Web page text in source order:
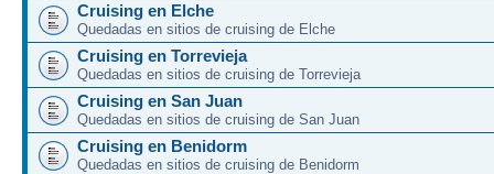
Cruising en Elche
Quedadas en sitios de cruising de Elche
Cruising en Torrevieja
Quedadas en sitios de cruising de Torrevieja
Cruising en San Juan
Quedadas en sitios de cruising de San Juan
Cruising en Benidorm
Quedadas en sitios de cruising de Benidorm